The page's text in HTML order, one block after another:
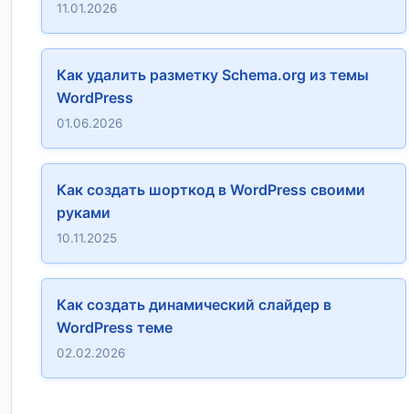
11.01.2026
Как удалить разметку Schema.org из темы
WordPress
01.06.2026
Как создать шорткод в WordPress своими
руками
10.11.2025
Как создать динамический слайдер в
WordPress теме
02.02.2026